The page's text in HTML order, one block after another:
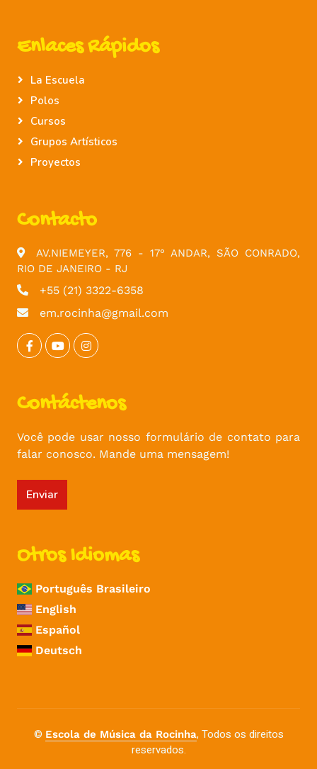
Enlaces Rápidos
La Escuela
Polos
Cursos
Grupos Artísticos
Proyectos
Contacto
AV.NIEMEYER, 776 - 17° ANDAR, SÃO CONRADO,
RIO DE JANEIRO - RJ
+55 (21) 3322-6358
em.rocinha@gmail.com
Contáctenos
Você pode usar nosso formulário de contato para
falar conosco. Mande uma mensagem!
Enviar
Otros Idiomas
Português Brasileiro
English
Español
Deutsch
© Escola de Música da Rocinha, Todos os direitos
reservados.